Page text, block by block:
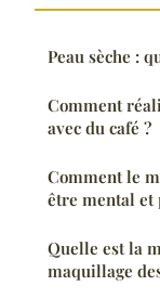
Peau sèche :
Comment
avec du café ?
Comment le
être mental et
Quelle est la
maquillage